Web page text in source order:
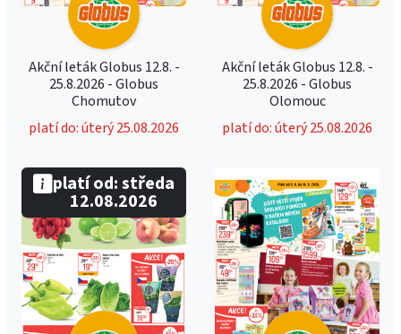
Akční leták Globus 12.8. -
25.8.2026 - Globus
Chomutov
platí do: úterý 25.08.2026
Akční leták Globus 12.8. -
25.8.2026 - Globus
Olomouc
platí do: úterý 25.08.2026
platí od: středa
12.08.2026